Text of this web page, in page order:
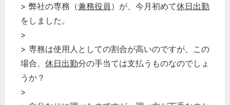
> 弊社の専務（兼務役員 ）が、今月初めて休日出勤
をしました。
>
> 専務は使用人としての割合が高いのですが、この
場合、 休日出勤分の手当ては支払うものなのでしょ
うか？
>